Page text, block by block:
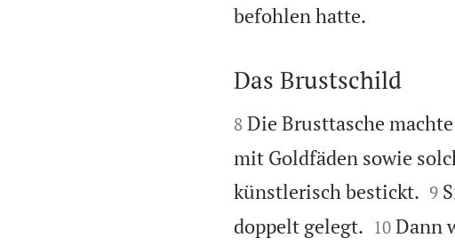
befohlen hatte.

Das Brustschild

8 Die Brusttasche
mit Goldfäden sowie
künstlerisch bestickt.
9
doppelt gelegt.
10 Dann